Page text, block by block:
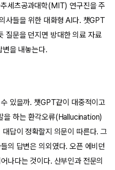
세츠공과대학(MIT) 연구진을 주
사들을 위한 대화형 AI다. 챗GPT
질문을 던지면 방대한 의료 자료
변을 내놓는다.
있을까. 챗GPT같이 대중적이고
을 하는 환각오류(Hallucination)
답이 정확할지 의문이 따른다. 그
의 답변은 의외였다. 오픈 에비던
나다는 것이다. 산부인과 전문의